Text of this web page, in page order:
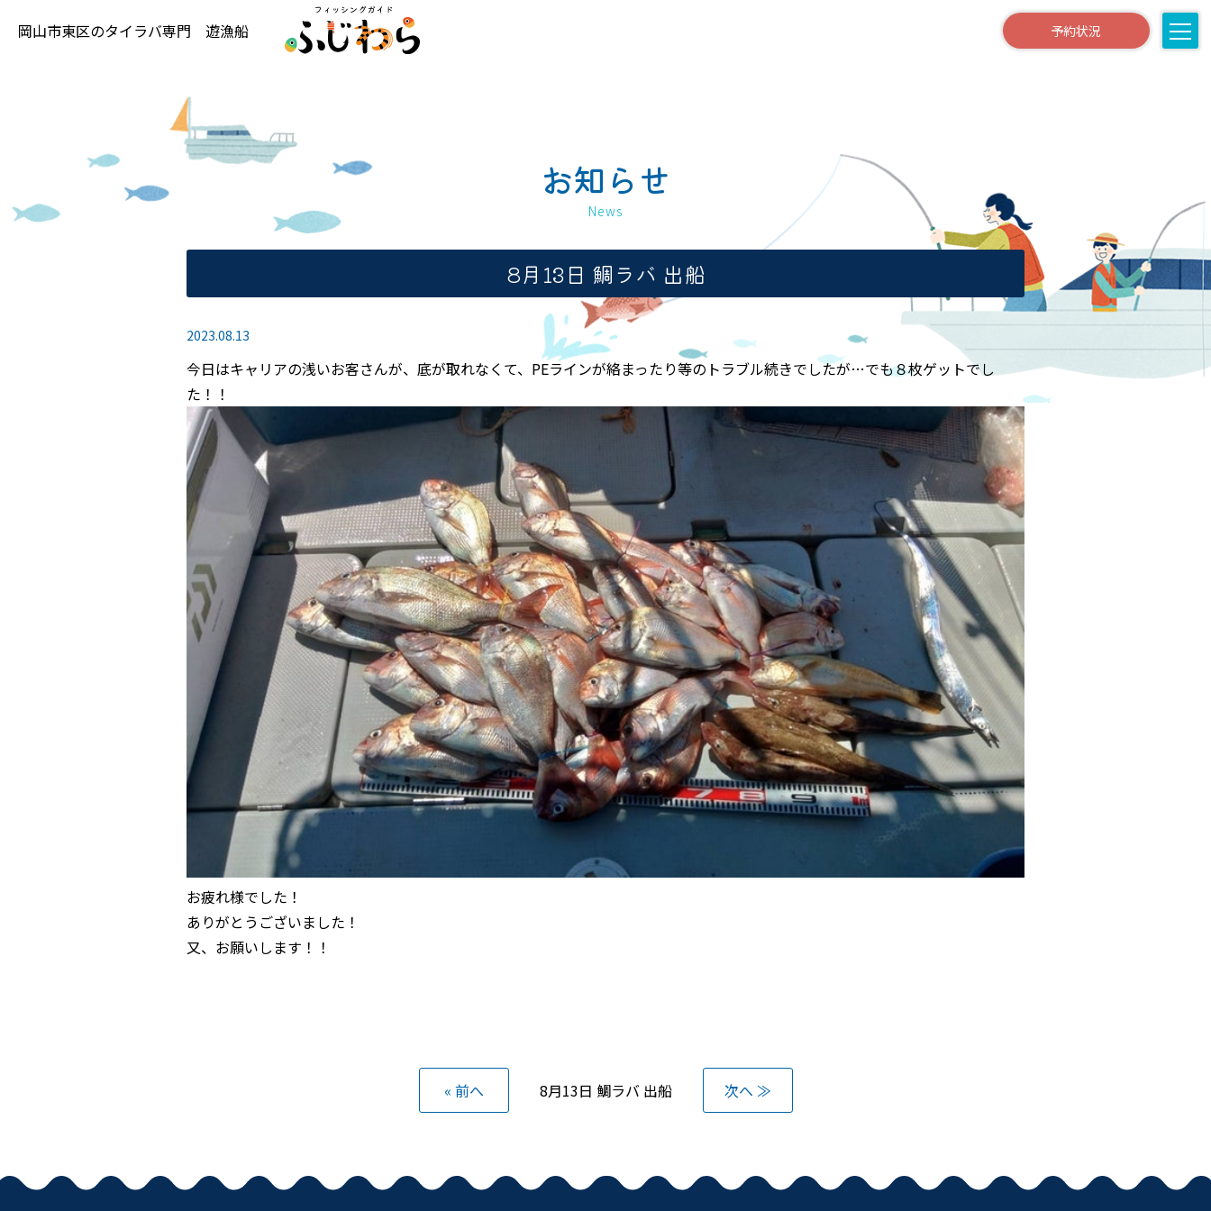
岡山市東区のタイラバ専門 遊漁船 予約状況
お知らせ
News
8月13日 鯛ラバ 出船
2023.08.13
今日はキャリアの浅いお客さんが、底が取れなくて、PEラインが絡まったり等のトラブル続きでしたが…でも８枚ゲットでし
た！！
お疲れ様でした！
ありがとうございました！
又、お願いします！！
« 前へ 8月13日 鯛ラバ 出船 次へ ≫